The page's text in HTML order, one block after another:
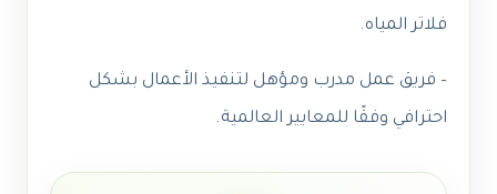
فلاتر المياه.
– فريق عمل مدرب ومؤهل لتنفيذ الأعمال بشكل
احترافي وفقًا للمعايير العالمية.